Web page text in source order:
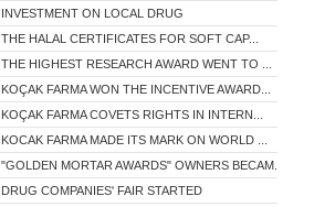
INVESTMENT ON LOCAL DRUG
THE HALAL CERTIFICATES FOR SOFT CAP...
THE HIGHEST RESEARCH AWARD WENT TO ...
KOÇAK FARMA WON THE INCENTIVE AWARD...
KOÇAK FARMA COVETS RIGHTS IN INTERN...
KOCAK FARMA MADE ITS MARK ON WORLD ...
"GOLDEN MORTAR AWARDS" OWNERS BECAM...
DRUG COMPANIES' FAIR STARTED